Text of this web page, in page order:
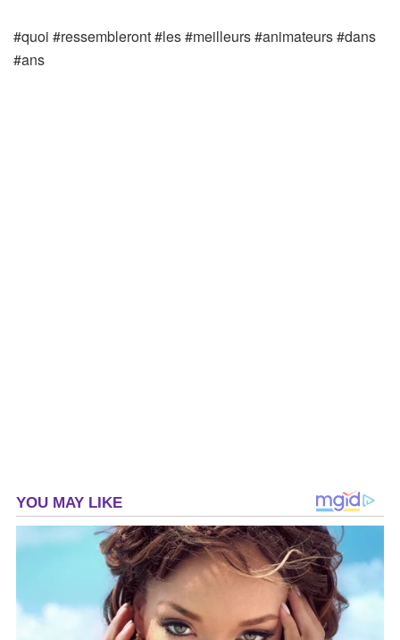
#quoi #ressembleront #les #meilleurs #animateurs #dans
#ans